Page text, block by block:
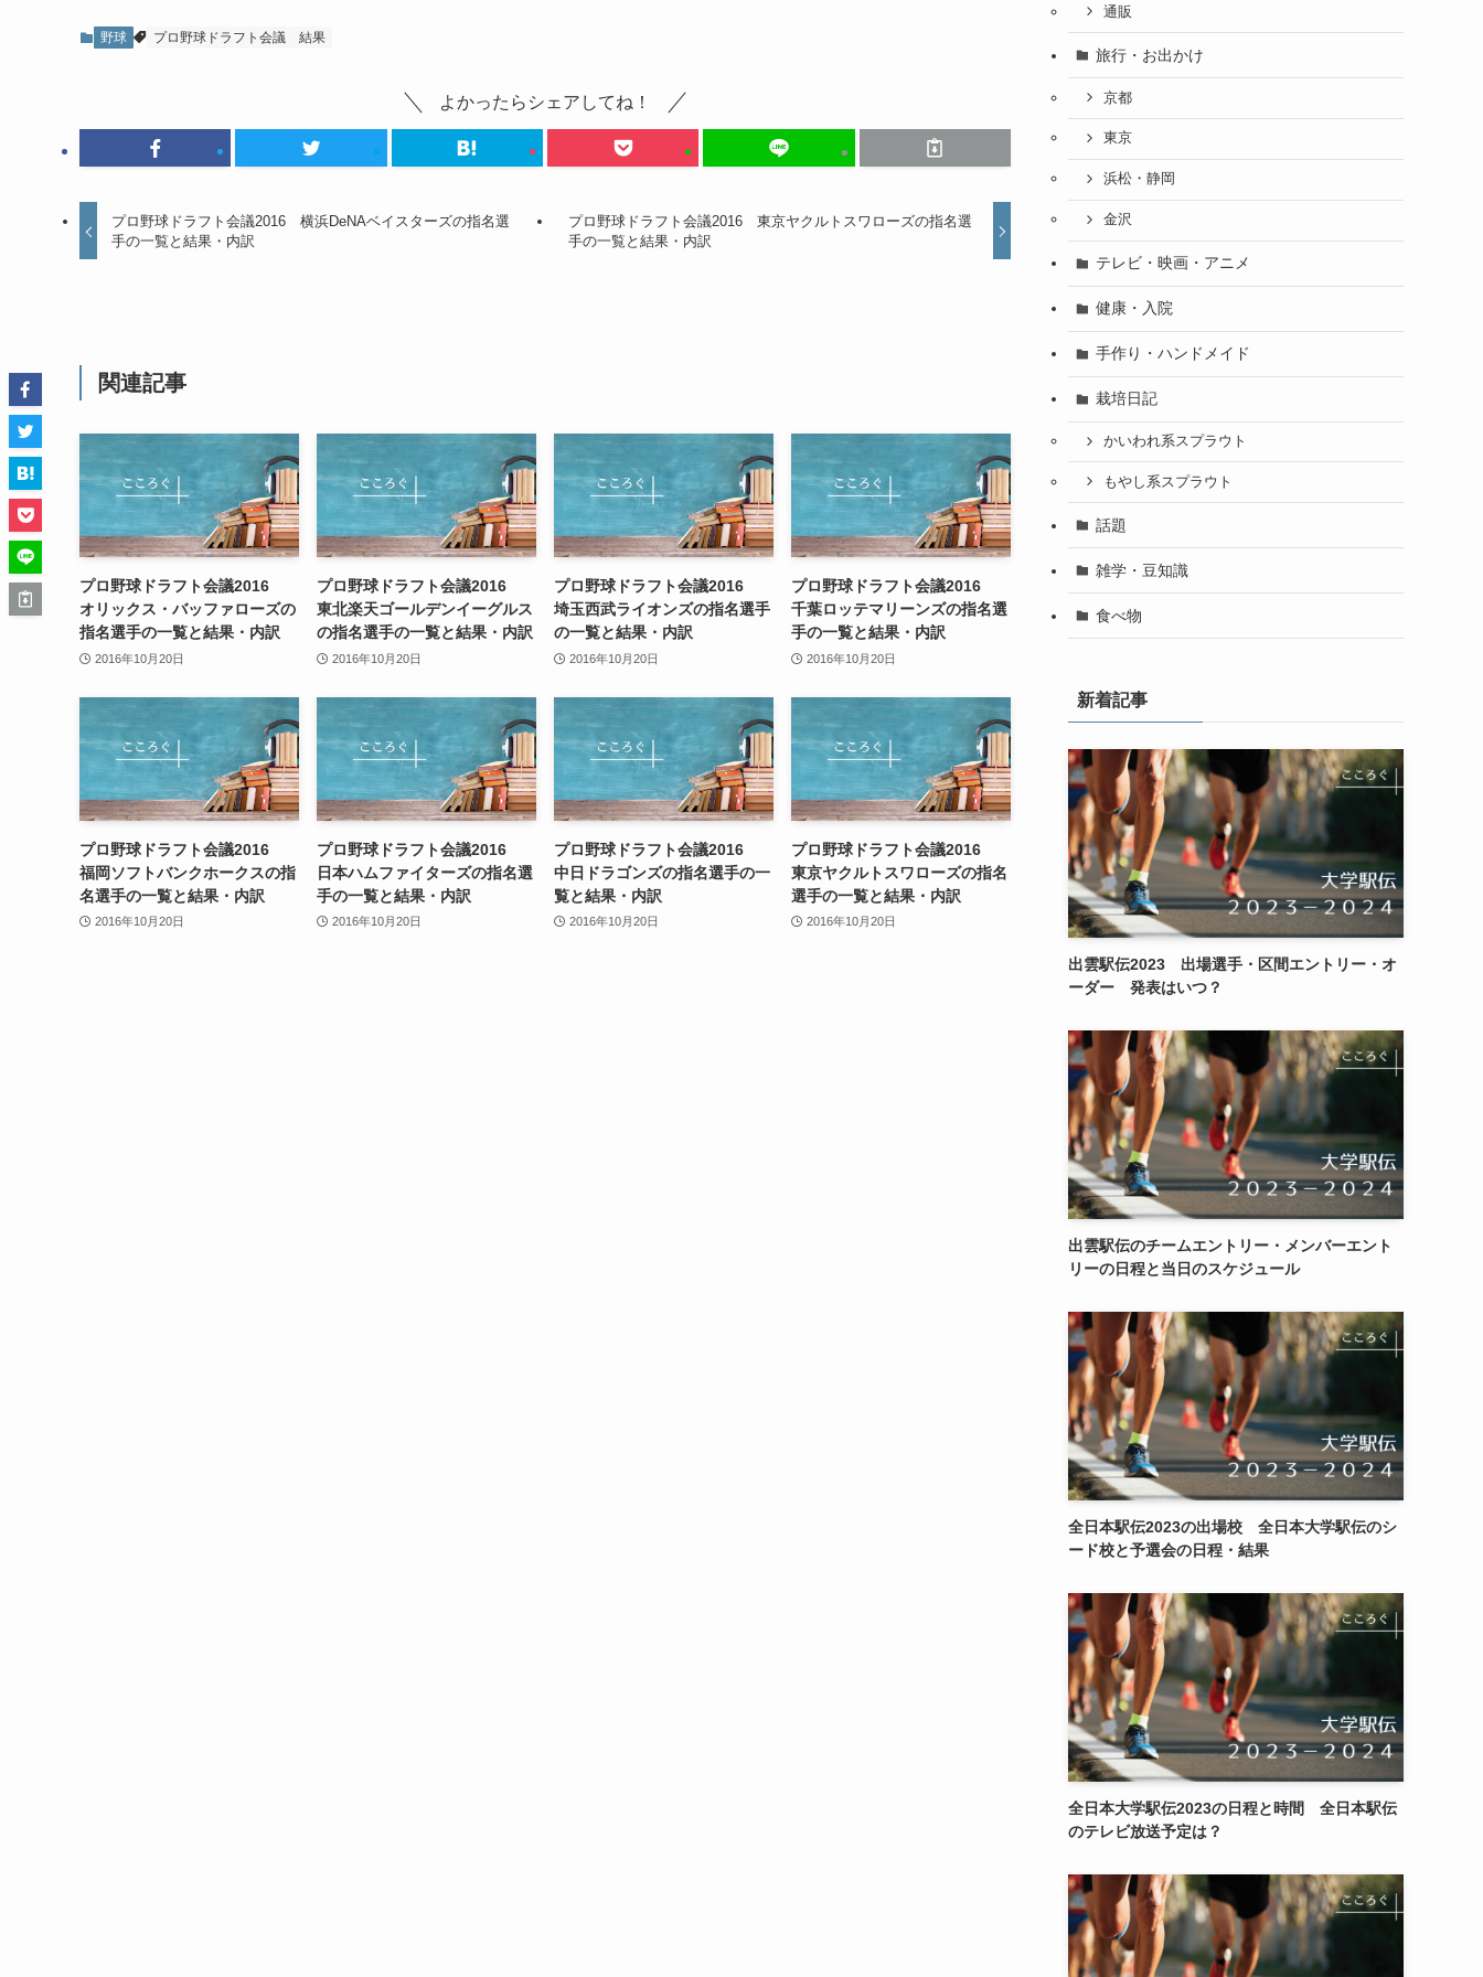
野球 プロ野球ドラフト会議 結果
よかったらシェアしてね！
プロ野球ドラフト会議2016 横浜DeNAベイスターズの指名選
手の一覧と結果・内訳
プロ野球ドラフト会議2016 東京ヤクルトスワローズの指名選
手の一覧と結果・内訳
関連記事
プロ野球ドラフト会議2016
オリックス・バッファローズの
指名選手の一覧と結果・内訳
2016年10月20日
プロ野球ドラフト会議2016
東北楽天ゴールデンイーグルス
の指名選手の一覧と結果・内訳
2016年10月20日
プロ野球ドラフト会議2016
埼玉西武ライオンズの指名選手
の一覧と結果・内訳
2016年10月20日
プロ野球ドラフト会議2016
千葉ロッテマリーンズの指名選
手の一覧と結果・内訳
2016年10月20日
プロ野球ドラフト会議2016
福岡ソフトバンクホークスの指
名選手の一覧と結果・内訳
2016年10月20日
プロ野球ドラフト会議2016
日本ハムファイターズの指名選
手の一覧と結果・内訳
2016年10月20日
プロ野球ドラフト会議2016
中日ドラゴンズの指名選手の一
覧と結果・内訳
2016年10月20日
プロ野球ドラフト会議2016
東京ヤクルトスワローズの指名
選手の一覧と結果・内訳
2016年10月20日
通販
旅行・お出かけ
京都
東京
浜松・静岡
金沢
テレビ・映画・アニメ
健康・入院
手作り・ハンドメイド
栽培日記
かいわれ系スプラウト
もやし系スプラウト
話題
雑学・豆知識
食べ物
新着記事
出雲駅伝2023 出場選手・区間エントリー・オ
ーダー 発表はいつ？
出雲駅伝のチームエントリー・メンバーエント
リーの日程と当日のスケジュール
全日本駅伝2023の出場校 全日本大学駅伝のシ
ード校と予選会の日程・結果
全日本大学駅伝2023の日程と時間 全日本駅伝
のテレビ放送予定は？